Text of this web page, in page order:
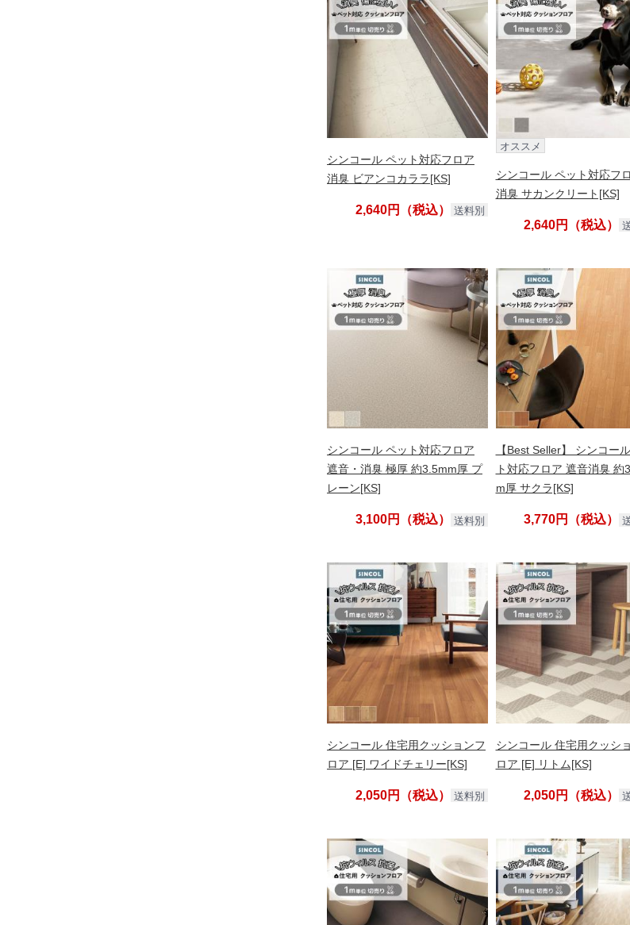
シンコール ペット対応フロア
消臭 ビアンコカララ[KS]
2,640円（税込） 送料別
オススメ
シンコール ペット対応フ
消臭 サカンクリート[KS]
2,640円（税込）
シンコール ペット対応フロア
遮音・消臭 極厚 約3.5mm厚 プ
レーン[KS]
3,100円（税込） 送料別
【Best Seller】 シンコー
ト対応フロア 遮音消臭 約
m厚 サクラ[KS]
3,770円（税込）
シンコール 住宅用クッションフ
ロア [E] ワイドチェリー[KS]
2,050円（税込） 送料別
シンコール 住宅用クッシ
ロア [E] リトム[KS]
2,050円（税込）